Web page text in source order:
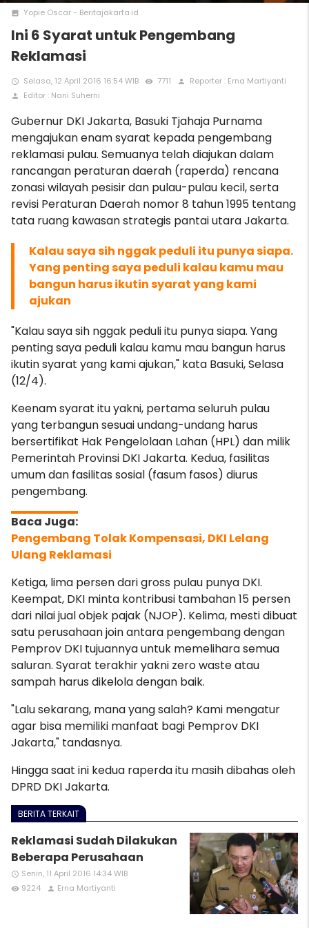
photo Yopie Oscar - Beritajakarta.id
Ini 6 Syarat untuk Pengembang
Reklamasi
access_time Selasa, 12 April 2016 16:54 WIB remove_red_eye 7711 person Reporter : Erna Martiyanti
person Editor : Nani Suherni
Gubernur DKI Jakarta, Basuki Tjahaja Purnama
mengajukan enam syarat kepada pengembang
reklamasi pulau. Semuanya telah diajukan dalam
rancangan peraturan daerah (raperda) rencana
zonasi wilayah pesisir dan pulau-pulau kecil, serta
revisi Peraturan Daerah nomor 8 tahun 1995 tentang
tata ruang kawasan strategis pantai utara Jakarta.
Kalau saya sih nggak peduli itu punya siapa.
Yang penting saya peduli kalau kamu mau
bangun harus ikutin syarat yang kami
ajukan
"Kalau saya sih nggak peduli itu punya siapa. Yang
penting saya peduli kalau kamu mau bangun harus
ikutin syarat yang kami ajukan," kata Basuki, Selasa
(12/4).
Keenam syarat itu yakni, pertama seluruh pulau
yang terbangun sesuai undang-undang harus
bersertifikat Hak Pengelolaan Lahan (HPL) dan milik
Pemerintah Provinsi DKI Jakarta. Kedua, fasilitas
umum dan fasilitas sosial (fasum fasos) diurus
pengembang.
Pengembang Tolak Kompensasi, DKI Lelang
Ulang Reklamasi
Ketiga, lima persen dari gross pulau punya DKI.
Keempat, DKI minta kontribusi tambahan 15 persen
dari nilai jual objek pajak (NJOP). Kelima, mesti dibuat
satu perusahaan join antara pengembang dengan
Pemprov DKI tujuannya untuk memelihara semua
saluran. Syarat terakhir yakni zero waste atau
sampah harus dikelola dengan baik.
"Lalu sekarang, mana yang salah? Kami mengatur
agar bisa memiliki manfaat bagi Pemprov DKI
Jakarta," tandasnya.
Hingga saat ini kedua raperda itu masih dibahas oleh
DPRD DKI Jakarta.
BERITA TERKAIT
Reklamasi Sudah Dilakukan
Beberapa Perusahaan
access_time Senin, 11 April 2016 14:34 WIB
remove_red_eye 9224 person Erna Martiyanti